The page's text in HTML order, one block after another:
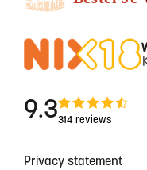
9.3314 reviews
Privacy statement